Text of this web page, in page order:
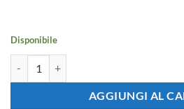
Disponibile
AGGIUNGI AL